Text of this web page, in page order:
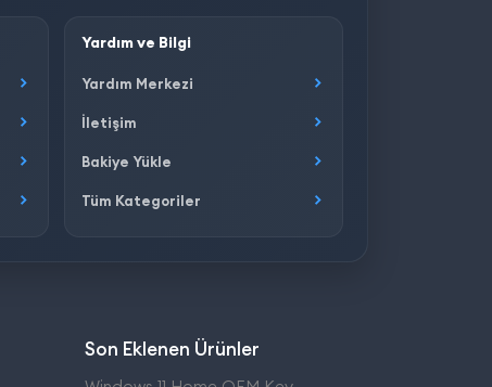
Yardım ve Bilgi
Yardım Merkezi
İletişim
Bakiye Yükle
Tüm Kategoriler
Son Eklenen Ürünler